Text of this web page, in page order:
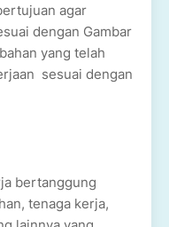
agar
dengan Gambar
yang telah
sesuai dengan
bertanggung
tenaga kerja,